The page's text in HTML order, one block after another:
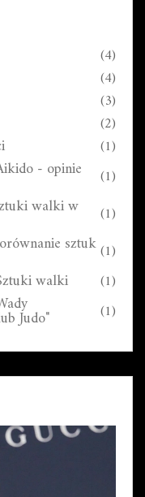
(4)
(4)
(3)
(2)
(1)
- opinie (1)
walki w (1)
sztuk(1)
walki (1)
Judo" (1)